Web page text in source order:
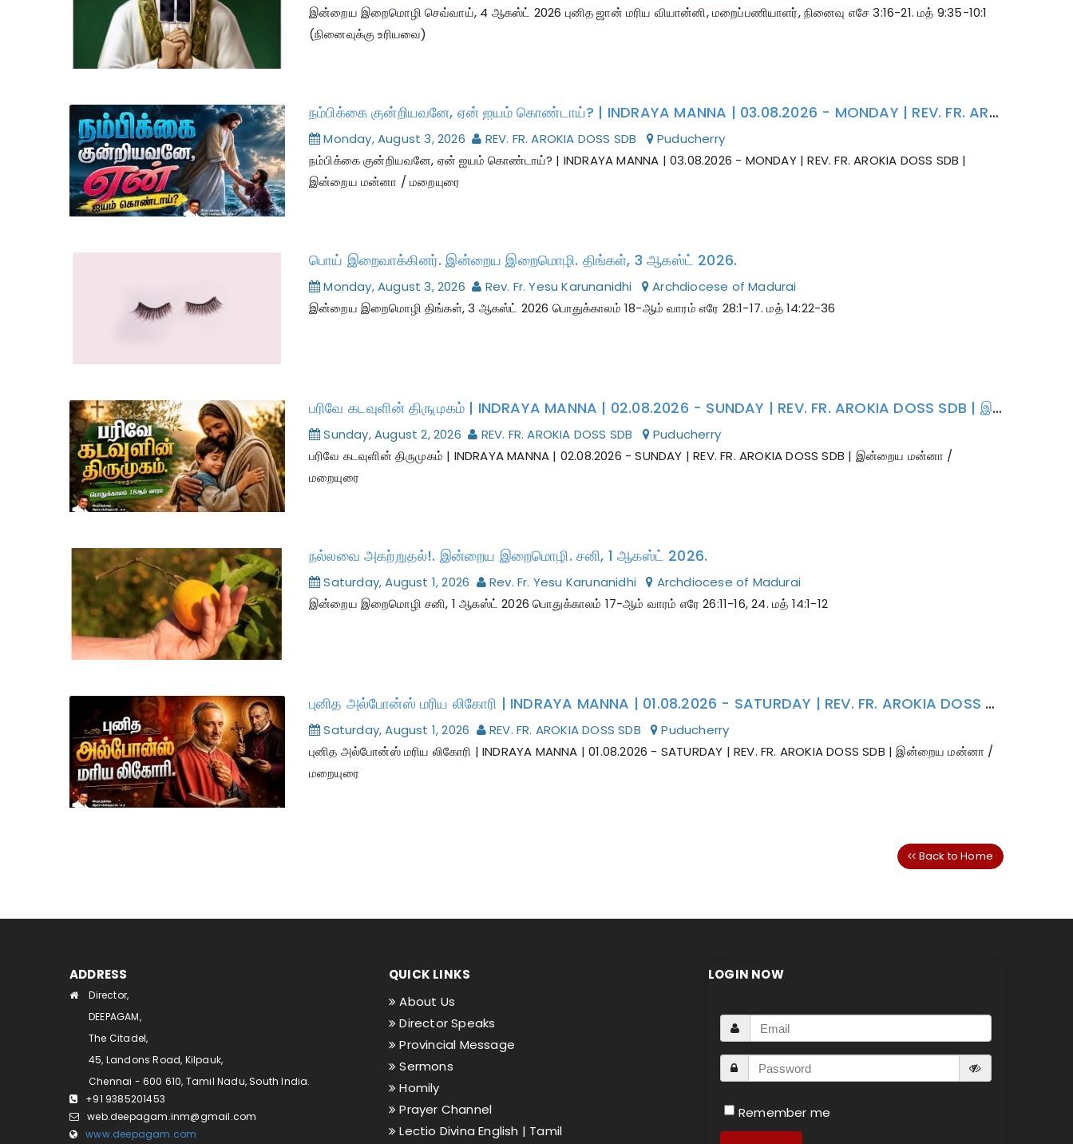
இன்றைய இறைமொழி செவ்வாய், 4 ஆகஸ்ட் 2026 புனித ஜான் மரிய வியான்னி, மறைப்பணியாளர், நினைவு எசே 3:16-21. மத் 9:35-10:1
(நினைவுக்கு உரியவை)
நம்பிக்கை குன்றியவனே, ஏன் ஐயம் கொண்டாய்? | INDRAYA MANNA | 03.08.2026 - MONDAY | REV. FR. AROKIA DOSS SDB | இன்றைய மன்னா / மறையுரை
Monday, August 3, 2026 REV. FR. AROKIA DOSS SDB
Puducherry
நம்பிக்கை குன்றியவனே, ஏன் ஐயம் கொண்டாய்? | INDRAYA MANNA | 03.08.2026 - MONDAY | REV. FR. AROKIA DOSS SDB |
இன்றைய மன்னா / மறையுரை
பொய் இறைவாக்கினர். இன்றைய இறைமொழி. திங்கள், 3 ஆகஸ்ட் 2026.
Monday, August 3, 2026 Rev. Fr. Yesu Karunanidhi
Archdiocese of Madurai
இன்றைய இறைமொழி திங்கள், 3 ஆகஸ்ட் 2026 பொதுக்காலம் 18-ஆம் வாரம் எரே 28:1-17. மத் 14:22-36
பரிவே கடவுளின் திருமுகம் | INDRAYA MANNA | 02.08.2026 - SUNDAY | REV. FR. AROKIA DOSS SDB | இன்றைய மன்னா / மறையுரை
Sunday, August 2, 2026 REV. FR. AROKIA DOSS SDB
Puducherry
பரிவே கடவுளின் திருமுகம் | INDRAYA MANNA | 02.08.2026 - SUNDAY | REV. FR. AROKIA DOSS SDB | இன்றைய மன்னா /
மறையுரை
நல்லவை அகற்றுதல்!. இன்றைய இறைமொழி. சனி, 1 ஆகஸ்ட் 2026.
Saturday, August 1, 2026 Rev. Fr. Yesu Karunanidhi
Archdiocese of Madurai
இன்றைய இறைமொழி சனி, 1 ஆகஸ்ட் 2026 பொதுக்காலம் 17-ஆம் வாரம் எரே 26:11-16, 24. மத் 14:1-12
புனித அல்போன்ஸ் மரிய லிகோரி | INDRAYA MANNA | 01.08.2026 - SATURDAY | REV. FR. AROKIA DOSS SDB | இன்றைய மன்னா / மறையுரை
Saturday, August 1, 2026 REV. FR. AROKIA DOSS SDB
Puducherry
புனித அல்போன்ஸ் மரிய லிகோரி | INDRAYA MANNA | 01.08.2026 - SATURDAY | REV. FR. AROKIA DOSS SDB | இன்றைய மன்னா /
மறையுரை
Back to Home
ADDRESS
Director,
DEEPAGAM,
The Citadel,
45, Landons Road, Kilpauk,
Chennai - 600 610, Tamil Nadu, South India.
+91 9385201453
web.deepagam.inm@gmail.com
www.deepagam.com
QUICK LINKS
About Us
Director Speaks
Provincial Message
Sermons
Homily
Prayer Channel
Lectio Divina English | Tamil
LOGIN NOW
Remember me